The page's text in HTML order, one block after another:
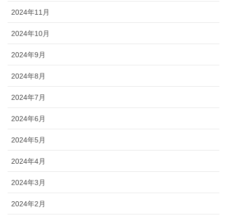
2024年11月
2024年10月
2024年9月
2024年8月
2024年7月
2024年6月
2024年5月
2024年4月
2024年3月
2024年2月